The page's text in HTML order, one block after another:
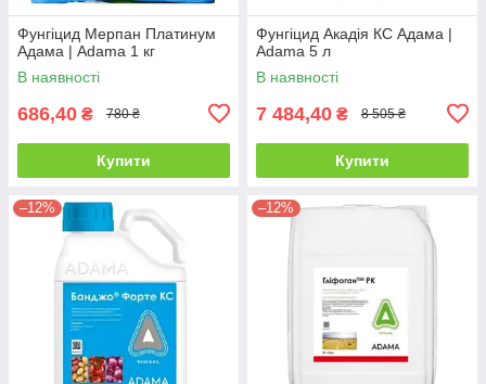
Фунгіцид Мерпан Платинум
Адама | Adama 1 кг
В наявності
686,40 ₴ 780 ₴
Купити
Фунгіцид Акадія КС Адама |
Adama 5 л
В наявності
7 484,40 ₴ 8 505 ₴
Купити
–12% –12%